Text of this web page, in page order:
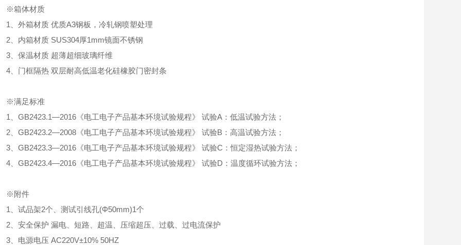
体材质
外箱材质 优质A3钢板，冷轧钢喷塑处理
内箱材质 SUS304厚1mm镜面不锈钢
保温材质 超薄超细玻璃纤维
门框隔热 双层耐高低温老化硅橡胶门密封条
足标准
GB2423.1—2016《电工电子产品基本环境试验规程》 试验A：低温试验方法；
GB2423.2—2008《电工电子产品基本环境试验规程》 试验B：高温试验方法；
GB2423.3—2016《电工电子产品基本环境试验规程》 试验C：恒定湿热试验方法；
GB2423.4—2016《电工电子产品基本环境试验规程》 试验D：温度循环试验方法；
附件
试品架2个、测试引线孔(Φ50mm)1个
安全保护 漏电、短路、超温、压缩超压、过载、过电流保护
电源电压 AC220V±10% 50HZ